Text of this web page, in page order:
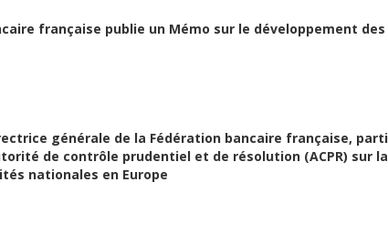
française publie un Mémo sur le développement
générale de la Fédération bancaire française,
de contrôle prudentiel et de résolution (ACPR) sur
nationales en Europe